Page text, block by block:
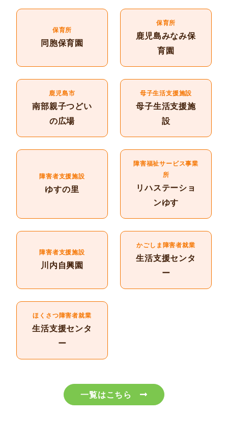
保育所
同胞保育園
保育所
鹿児島みなみ保
育園
鹿児島市
南部親子つどい
の広場
母子生活支援施設
母子生活支援施
設
障害者支援施設
ゆすの里
障害福祉サービス事業
所
リハステーショ
ンゆす
障害者支援施設
川内自興園
かごしま障害者就業
生活支援センタ
ー
ほくさつ障害者就業
生活支援センタ
ー
一覧はこちら